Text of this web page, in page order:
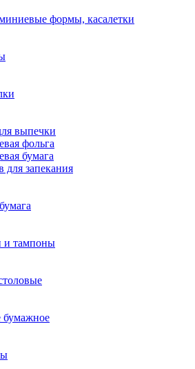
формы, касалетки
выпечки
фольга
бумага
для запекания
и тампоны
бумажное